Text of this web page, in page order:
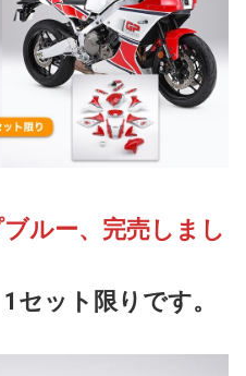
ルー、完売しまし
セット限りです。